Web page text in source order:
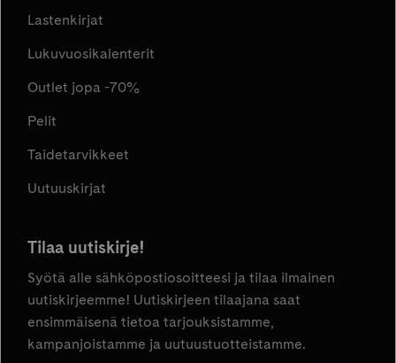
Lastenkirjat
Lukuvuosikalenterit
Outlet jopa -70%
Pelit
Taidetarvikkeet
Uutuuskirjat
Tilaa uutiskirje!
Syötä alle sähköpostiosoitteesi ja tilaa ilmainen
uutiskirjeemme! Uutiskirjeen tilaajana saat
ensimmäisenä tietoa tarjouksistamme,
kampanjoistamme ja uutuustuotteistamme.